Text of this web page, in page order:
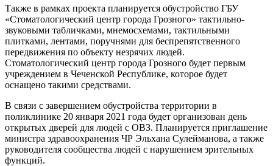
Также в рамках проекта планируется обустройство ГБУ
«Стоматологический центр города Грозного» тактильно-
звуковыми табличками, мнемосхемами, тактильными
плитками, лентами, поручнями для беспрепятственного
передвижения по объекту незрячих людей.
Стоматологический центр города Грозного будет первым
учреждением в Чеченской Республике, которое будет
оснащено такими средствами.
В связи с завершением обустройства территории в
поликлинике 20 января 2021 года будет организован день
открытых дверей для людей с ОВЗ. Планируется приглашение
министра здравоохранения ЧР Эльхана Сулейманова, а также
руководителя сообщества людей с нарушением зрительных
функций.